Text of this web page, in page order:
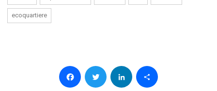
ecoquartiere
Facebook
Twitter
LinkedIn
Condividi